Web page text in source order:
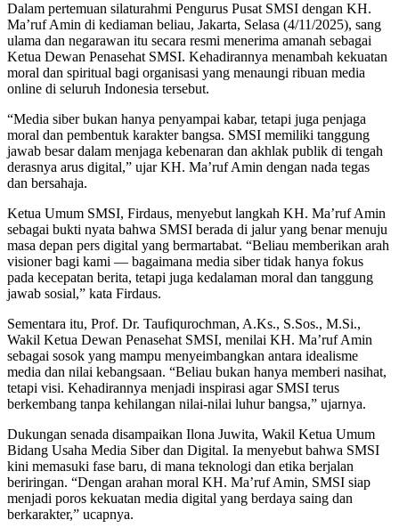
Dalam pertemuan silaturahmi Pengurus Pusat SMSI dengan KH.
Ma’ruf Amin di kediaman beliau, Jakarta, Selasa (4/11/2025), sang
ulama dan negarawan itu secara resmi menerima amanah sebagai
Ketua Dewan Penasehat SMSI. Kehadirannya menambah kekuatan
moral dan spiritual bagi organisasi yang menaungi ribuan media
online di seluruh Indonesia tersebut.
“Media siber bukan hanya penyampai kabar, tetapi juga penjaga
moral dan pembentuk karakter bangsa. SMSI memiliki tanggung
jawab besar dalam menjaga kebenaran dan akhlak publik di tengah
derasnya arus digital,” ujar KH. Ma’ruf Amin dengan nada tegas
dan bersahaja.
Ketua Umum SMSI, Firdaus, menyebut langkah KH. Ma’ruf Amin
sebagai bukti nyata bahwa SMSI berada di jalur yang benar menuju
masa depan pers digital yang bermartabat. “Beliau memberikan arah
visioner bagi kami — bagaimana media siber tidak hanya fokus
pada kecepatan berita, tetapi juga kedalaman moral dan tanggung
jawab sosial,” kata Firdaus.
Sementara itu, Prof. Dr. Taufiqurochman, A.Ks., S.Sos., M.Si.,
Wakil Ketua Dewan Penasehat SMSI, menilai KH. Ma’ruf Amin
sebagai sosok yang mampu menyeimbangkan antara idealisme
media dan nilai kebangsaan. “Beliau bukan hanya memberi nasihat,
tetapi visi. Kehadirannya menjadi inspirasi agar SMSI terus
berkembang tanpa kehilangan nilai-nilai luhur bangsa,” ujarnya.
Dukungan senada disampaikan Ilona Juwita, Wakil Ketua Umum
Bidang Usaha Media Siber dan Digital. Ia menyebut bahwa SMSI
kini memasuki fase baru, di mana teknologi dan etika berjalan
beriringan. “Dengan arahan moral KH. Ma’ruf Amin, SMSI siap
menjadi poros kekuatan media digital yang berdaya saing dan
berkarakter,” ucapnya.